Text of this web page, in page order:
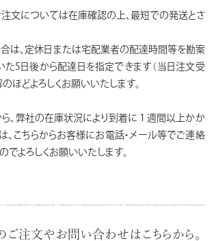
文については在庫確認の上、最短での発送とさ
は、定休日または宅配業者の配達時間等を勘案
た5日後から配達日を指定できます（当日注文受
ほどよろしくお願いいたします。
、弊社の在庫状況により到着に１週間以上かか
、こちらからお客様にお電話・メール等でご連絡
よろしくお願いいたします。
ご注文やお問い合わせはこちらから。